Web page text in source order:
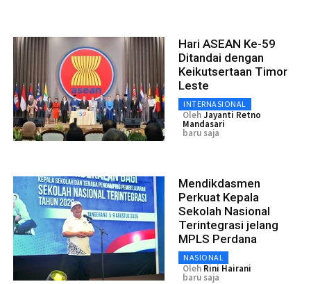
Hari ASEAN Ke-59
Ditandai dengan
Keikutsertaan Timor
Leste
INTERNASIONAL
OlehJayanti Retno
Mandasari
baru saja
Mendikdasmen
Perkuat Kepala
Sekolah Nasional
Terintegrasi jelang
MPLS Perdana
NASIONAL
Oleh Rini Hairani
baru saja